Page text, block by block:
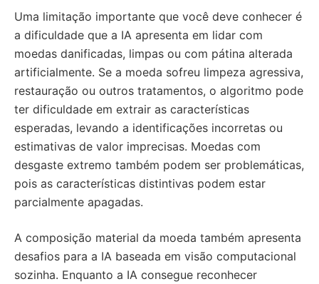
Uma limitação importante que você deve conhecer é
a dificuldade que a IA apresenta em lidar com
moedas danificadas, limpas ou com pátina alterada
artificialmente. Se a moeda sofreu limpeza agressiva,
restauração ou outros tratamentos, o algoritmo pode
ter dificuldade em extrair as características
esperadas, levando a identificações incorretas ou
estimativas de valor imprecisas. Moedas com
desgaste extremo também podem ser problemáticas,
pois as características distintivas podem estar
parcialmente apagadas.
A composição material da moeda também apresenta
desafios para a IA baseada em visão computacional
sozinha. Enquanto a IA consegue reconhecer